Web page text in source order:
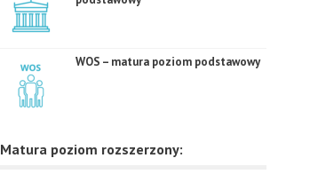
WOS – matura poziom podstawowy
Matura poziom rozszerzony: